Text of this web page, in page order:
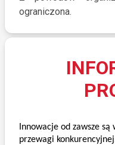
ograniczona.
Innowacje od zawsze
przewagi